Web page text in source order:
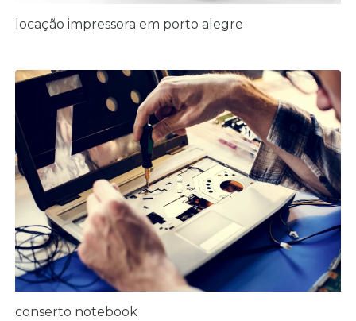
locação impressora em porto alegre
conserto notebook